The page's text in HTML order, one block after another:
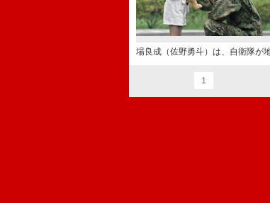
場良成（佐野勇斗）は、自衛隊が
1